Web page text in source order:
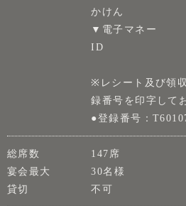
かけん
▼電子マネー
ID
※レシート及び領
録番号を印字して
●登録番号：
総席数
147席
宴会最大
30名様
貸切
不可